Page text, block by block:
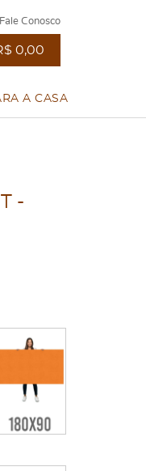
Fale Conosco
0,00
A CASA
-